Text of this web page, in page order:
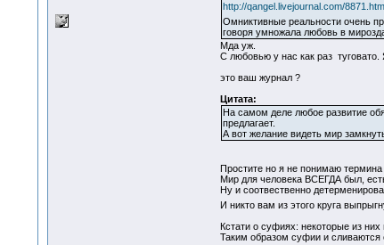
http://qangel.livejournal.com/
Омниктивные реальности очень
говоря умножала любовь в
Мда уж.
С любовью у нас как раз
это ваш журнал ?
Цитата:
На самом деле любое развитие
предлагает.
А вот желание видеть мир
Простите но я не понимаю
Мир для человека ВСЕГДА был,
Ну и соотвественно
И никто вам из этого круга
Кстати о суфиях: некоторые из
Таким образом суфии и